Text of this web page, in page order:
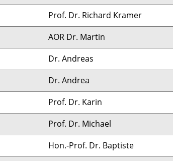
Prof. Dr. Richard Kramer
AOR Dr. Martin
Dr. Andreas
Dr. Andrea
Prof. Dr. Karin
Prof. Dr. Michael
Hon.-Prof. Dr. Baptiste